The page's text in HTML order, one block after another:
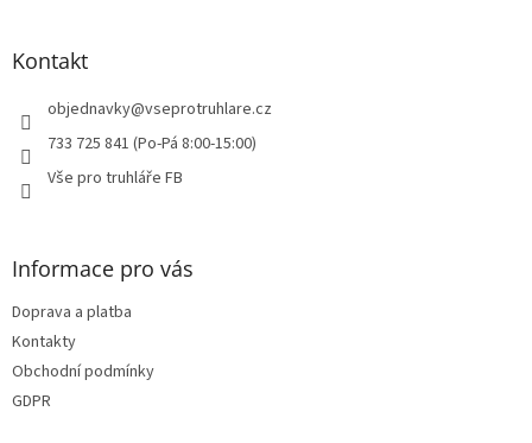
Kontakt
objednavky@vseprotruhlare.cz
733 725 841 (Po-Pá 8:00-15:00)
Vše pro truhláře FB
Informace pro vás
Doprava a platba
Kontakty
Obchodní podmínky
GDPR